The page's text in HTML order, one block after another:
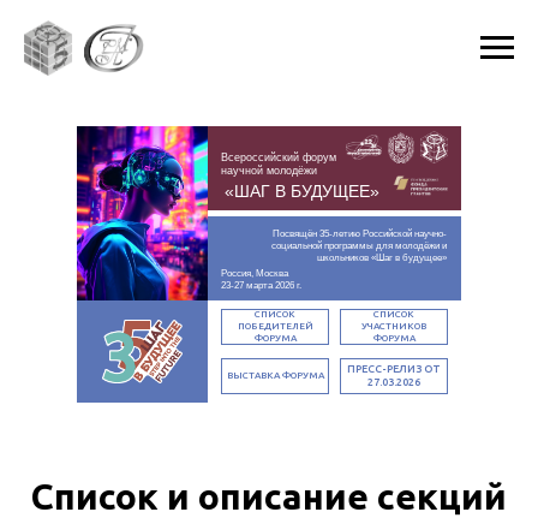
Всероссийский форум
научной молодёжи
Посвящён 35-летию Российской научно-
социальной программы для молодёжи и
школьников «Шаг в будущее»
«ШАГ В БУДУЩЕЕ»
СПИСОК
ПОБЕДИТЕЛЕЙ
ФОРУМА
СПИСОК
УЧАСТНИКОВ
ФОРУМА
ВЫСТАВКА ФОРУМА
ПРЕСС-РЕЛИЗ ОТ
27.03.2026
Россия, Москва
23-27 марта 2026 г.
Список и описание секций